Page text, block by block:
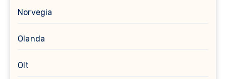
Norvegia
Olanda
Olt